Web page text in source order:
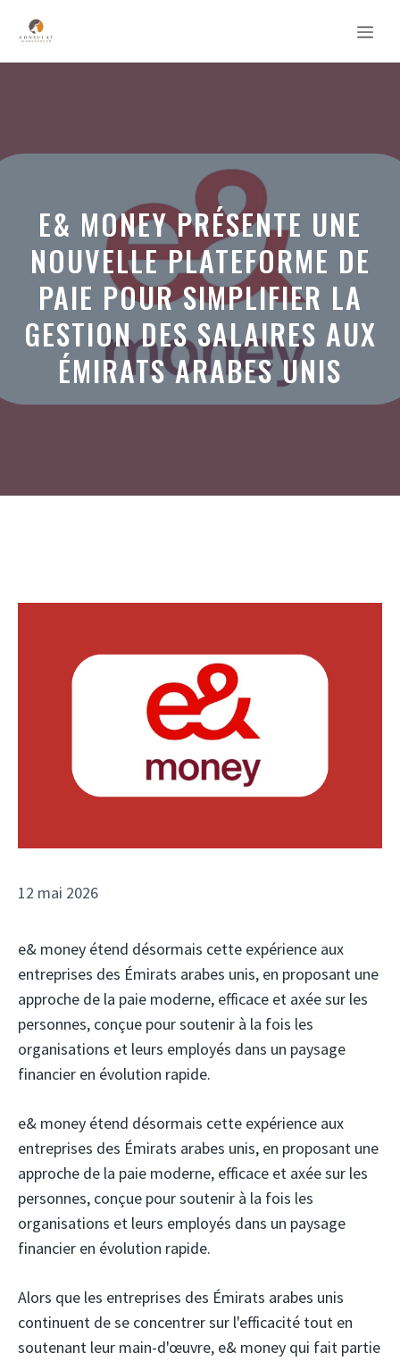
contenu
E& MONEY PRÉSENTE UNE
NOUVELLE PLATEFORME DE
PAIE POUR SIMPLIFIER LA
GESTION DES SALAIRES AUX
ÉMIRATS ARABES UNIS
12 mai 2026
e& money étend désormais cette expérience aux
entreprises des Émirats arabes unis, en proposant une
approche de la paie moderne, efficace et axée sur les
personnes, conçue pour soutenir à la fois les
organisations et leurs employés dans un paysage
financier en évolution rapide.
e& money étend désormais cette expérience aux
entreprises des Émirats arabes unis, en proposant une
approche de la paie moderne, efficace et axée sur les
personnes, conçue pour soutenir à la fois les
organisations et leurs employés dans un paysage
financier en évolution rapide.
Alors que les entreprises des Émirats arabes unis
continuent de se concentrer sur l'efficacité tout en
soutenant leur main-d'œuvre, e& money qui fait partie